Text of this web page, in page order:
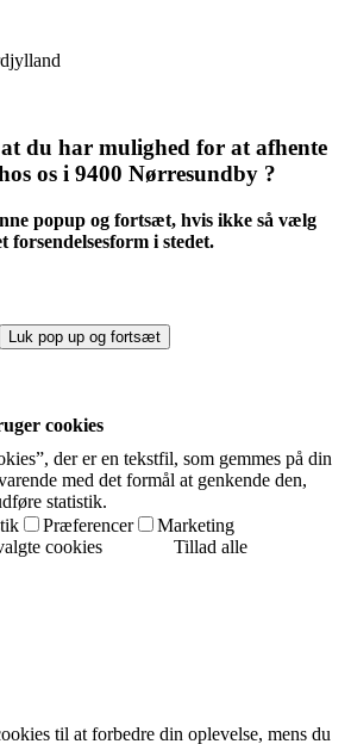
du har mulighed for at afhente
os i 9400 Nørresundby ?
popup og fortsæt, hvis ikke så vælg
forsendelsesform i stedet.
Luk pop up og fortsæt
cookies
der er en tekstfil, som gemmes på din
med det formål at genkende den,
statistik.
Præferencer
Marketing
cookies
Tillad alle
til at forbedre din oplevelse, mens du